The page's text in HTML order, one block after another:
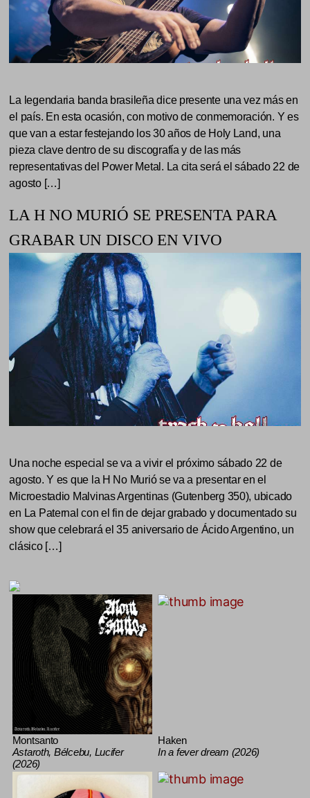
La legendaria banda brasileña dice presente una vez más en
el país. En esta ocasión, con motivo de conmemoración. Y es
que van a estar festejando los 30 años de Holy Land, una
pieza clave dentro de su discografía y de las más
representativas del Power Metal. La cita será el sábado 22 de
agosto […]
LA H NO MURIÓ SE PRESENTA PARA
GRABAR UN DISCO EN VIVO
Una noche especial se va a vivir el próximo sábado 22 de
agosto. Y es que la H No Murió se va a presentar en el
Microestadio Malvinas Argentinas (Gutenberg 350), ubicado
en La Paternal con el fin de dejar grabado y documentado su
show que celebrará el 35 aniversario de Ácido Argentino, un
clásico […]
Montsanto
Astaroth, Bélcebu, Lucifer
(2026)
Haken
In a fever dream (2026)